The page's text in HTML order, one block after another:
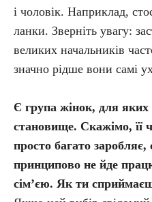
і чоловік. Наприклад,
ланки. Зверніть увагу:
великих начальників
значно рідше вони самі
Є група жінок, для
становище. Скажімо, її
просто багато заробляє,
принципово не йде
сім’єю. Як ти